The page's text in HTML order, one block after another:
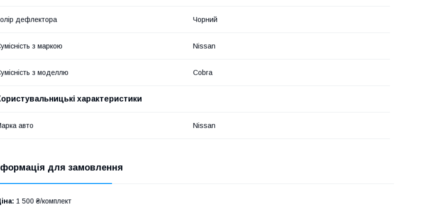
дефлектора Чорний
з маркою Nissan
з моделлю Cobra
характеристики
авто Nissan
для замовлення
1 500 ₴/комплект